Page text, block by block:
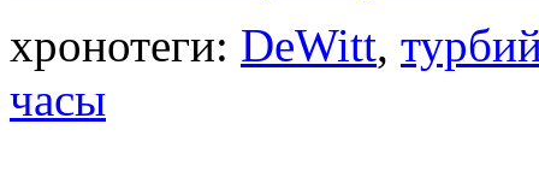
хронотеги: DeWitt,
часы